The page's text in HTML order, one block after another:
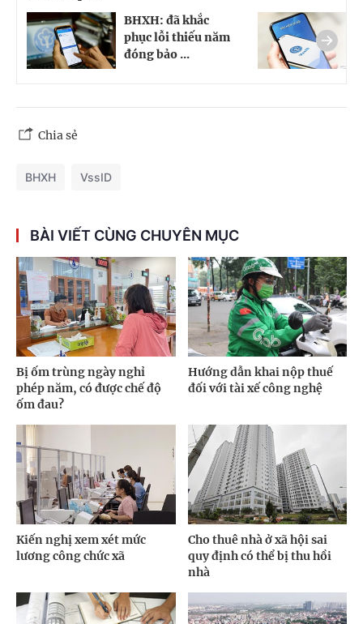
BHXH: đã khắc
phục lỗi thiếu năm
đóng bảo ...
Chia sẻ
BHXH VssID
BÀI VIẾT CÙNG CHUYÊN MỤC
Bị ốm trùng ngày nghỉ
phép năm, có được chế độ
ốm đau?
Hướng dẫn khai nộp thuế
đối với tài xế công nghệ
Kiến nghị xem xét mức
lương công chức xã
Cho thuê nhà ở xã hội sai
quy định có thể bị thu hồi
nhà